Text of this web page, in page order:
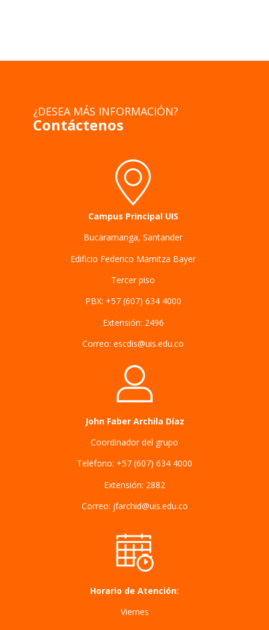
¿DESEA MÁS INFORMACIÓN?
Contáctenos
Campus Principal UIS
Bucaramanga, Santander
Edificio Federico Mamitza Bayer
Tercer piso
PBX: +57 (607) 634 4000
Extensión: 2496
Correo: escdis@uis.edu.co
John Faber Archila Díaz
Coordinador del grupo
Teléfono: +57 (607) 634 4000
Extensión: 2882
Correo: jfarchid@uis.edu.co
Horario de Atención:
Viernes